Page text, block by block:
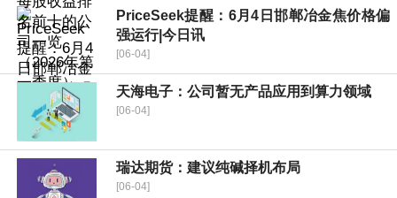
PriceSeek提醒：6月4日邯郸冶金焦价格偏
强运行|今日讯
[06-04]
天海电子：公司暂无产品应用到算力领域
[06-04]
瑞达期货：建议纯碱择机布局
[06-04]